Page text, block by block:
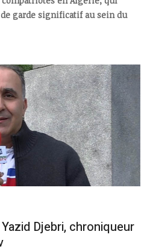
garde significatif au sein du
Djebri, chroniqueur